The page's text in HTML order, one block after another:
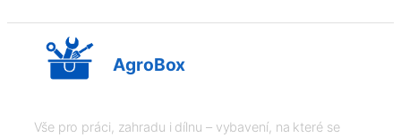
AgroBox
Vše pro práci, zahradu i dílnu – vybavení, na které se